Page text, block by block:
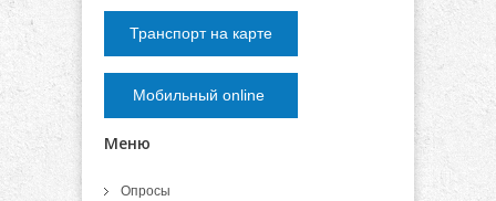
Транспорт на карте
Мобильный online
Меню
Опросы